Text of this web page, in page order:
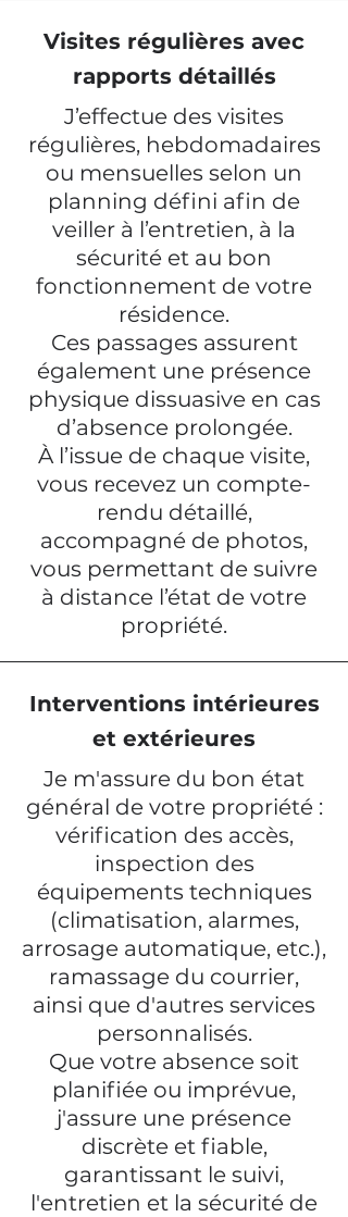
Visites régulières avec
rapports détaillés
J’effectue des visites
régulières, hebdomadaires
ou mensuelles selon un
planning défini afin de
veiller à l’entretien, à la
sécurité et au bon
fonctionnement de votre
résidence.
Ces passages assurent
également une présence
physique dissuasive en cas
d’absence prolongée.
À l’issue de chaque visite,
vous recevez un compte-
rendu détaillé,
accompagné de photos,
vous permettant de suivre
à distance l’état de votre
propriété.
Interventions intérieures
et extérieures
Je m'assure du bon état
général de votre propriété :
vérification des accès,
inspection des
équipements techniques
(climatisation, alarmes,
arrosage automatique, etc.),
ramassage du courrier,
ainsi que d'autres services
personnalisés.
Que votre absence soit
planifiée ou imprévue,
j'assure une présence
discrète et fiable,
garantissant le suivi,
l'entretien et la sécurité de